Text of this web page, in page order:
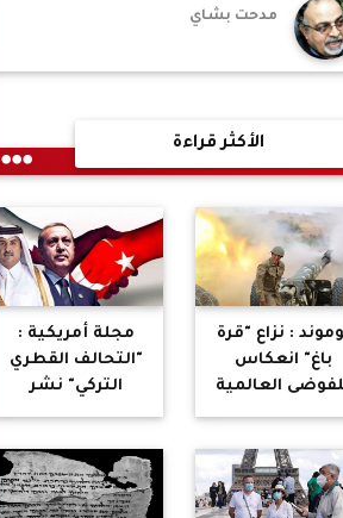
مدحت بشاي
الأكثر قراءة
: نزاع "قرة
باغ" انعكاس
العالمية
الجديدة
مجلة أمريكية :
"التحالف القطري
التركي" نشر
الإرهاب والعنف
الشرق الأوسط